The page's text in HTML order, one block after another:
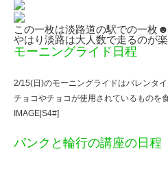
この一枚は淡路道の駅での一枚☻
やはり淡路は大人数で走るのが
モーニングライド日程
2/15(日)のモーニングライドはバレンタ
チョコやチョコが使用されているものを
IMAGE|S4#]
パンクと輪行の講座の日程